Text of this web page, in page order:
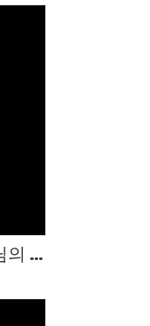
#55 우리 가정 위에 주님의 평안이